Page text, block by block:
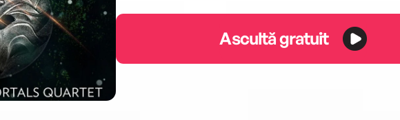
Ascultă gratuit